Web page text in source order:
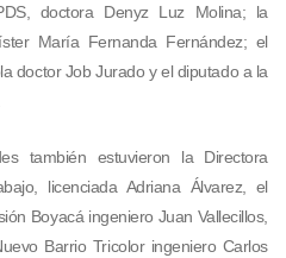
doctora Denyz Luz Molina; la
María Fernanda Fernández; el
doctor Job Jurado y el diputado a la
también estuvieron la Directora
licenciada Adriana Álvarez, el
Boyacá ingeniero Juan Vallecillos,
Barrio Tricolor ingeniero Carlos